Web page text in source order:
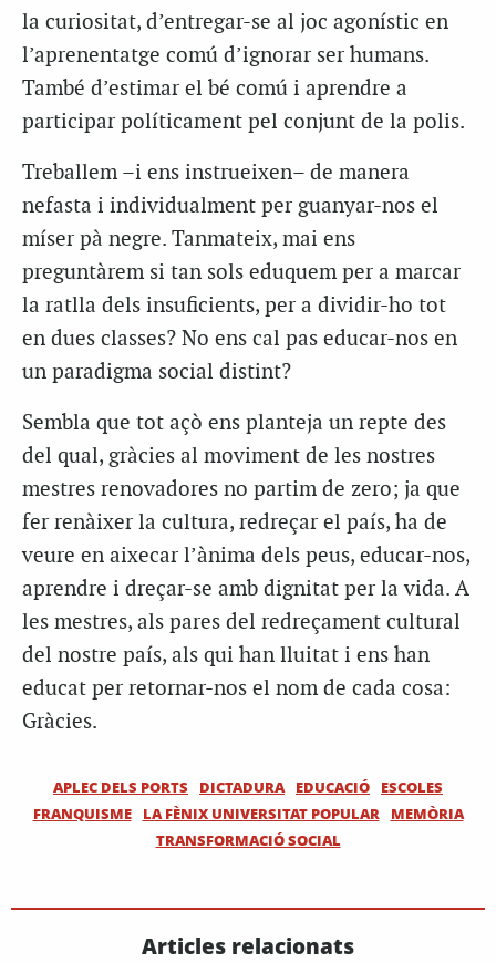
la curiositat, d’entregar-se al joc agonístic en
l’aprenentatge comú d’ignorar ser humans.
També d’estimar el bé comú i aprendre a
participar políticament pel conjunt de la polis.
Treballem –i ens instrueixen– de manera
nefasta i individualment per guanyar-nos el
míser pà negre. Tanmateix, mai ens
preguntàrem si tan sols eduquem per a marcar
la ratlla dels insuficients, per a dividir-ho tot
en dues classes? No ens cal pas educar-nos en
un paradigma social distint?
Sembla que tot açò ens planteja un repte des
del qual, gràcies al moviment de les nostres
mestres renovadores no partim de zero; ja que
fer renàixer la cultura, redreçar el país, ha de
veure en aixecar l’ànima dels peus, educar-nos,
aprendre i dreçar-se amb dignitat per la vida. A
les mestres, als pares del redreçament cultural
del nostre país, als qui han lluitat i ens han
educat per retornar-nos el nom de cada cosa:
Gràcies.
APLEC DELS PORTS DICTADURA EDUCACIÓ
ESCOLES
FRANQUISME
LA FÈNIX UNIVERSITAT POPULAR
MEMÒRIA
TRANSFORMACIÓ SOCIAL
Articles relacionats